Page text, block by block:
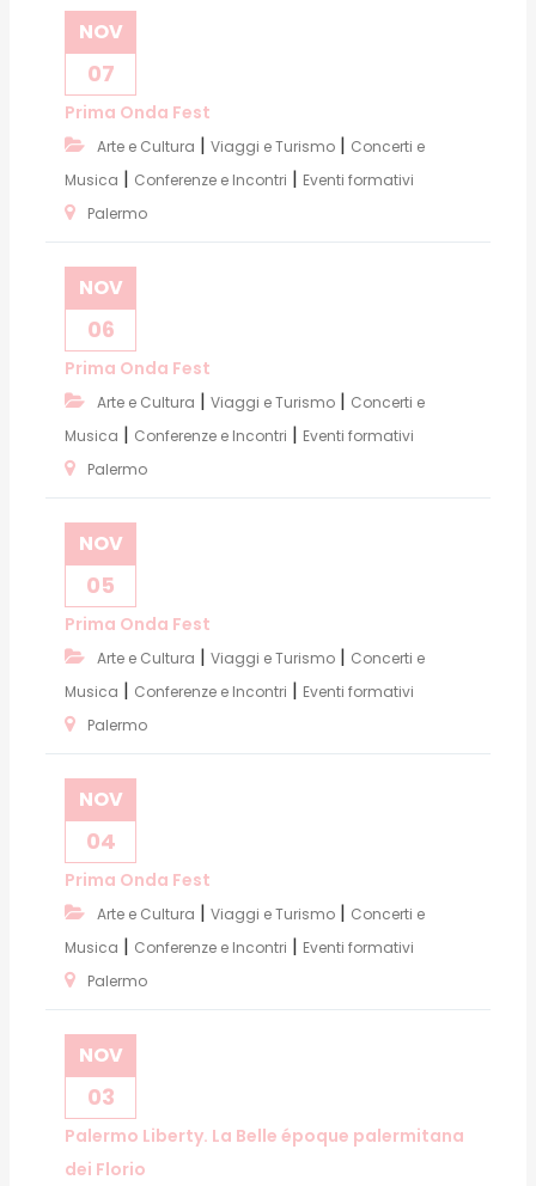
NOV
07
Prima Onda Fest
Arte e Cultura | Viaggi e Turismo | Concerti e
Musica | Conferenze e Incontri | Eventi formativi
Palermo
NOV
06
Prima Onda Fest
Arte e Cultura | Viaggi e Turismo | Concerti e
Musica | Conferenze e Incontri | Eventi formativi
Palermo
NOV
05
Prima Onda Fest
Arte e Cultura | Viaggi e Turismo | Concerti e
Musica | Conferenze e Incontri | Eventi formativi
Palermo
NOV
04
Prima Onda Fest
Arte e Cultura | Viaggi e Turismo | Concerti e
Musica | Conferenze e Incontri | Eventi formativi
Palermo
NOV
03
Palermo Liberty. La Belle époque palermitana
dei Florio